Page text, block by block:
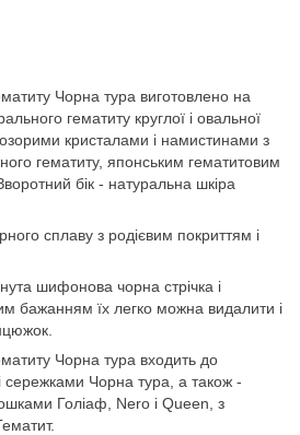
Чорна тура виготовлено на
гематиту круглої і овальної
кристалами і намистинами з
гематиту, японським гематитовим
бік - натуральна шкіра
сплаву з родієвим покриттям і
шифонова чорна стрічка і
бажанням їх легко можна видалити і
Чорна тура входить до
сережками Чорна тура, а також -
Голіаф, Nero і Queen, з